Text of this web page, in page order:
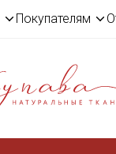
Покупателям